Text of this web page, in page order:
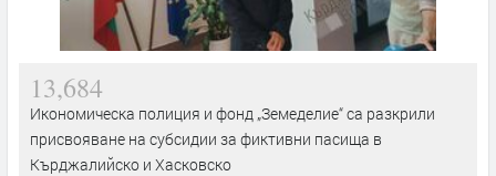
13,684
Икономическа полиция и фонд „Земеделие“ са разкрили
присвояване на субсидии за фиктивни пасища в
Кърджалийско и Хасковско